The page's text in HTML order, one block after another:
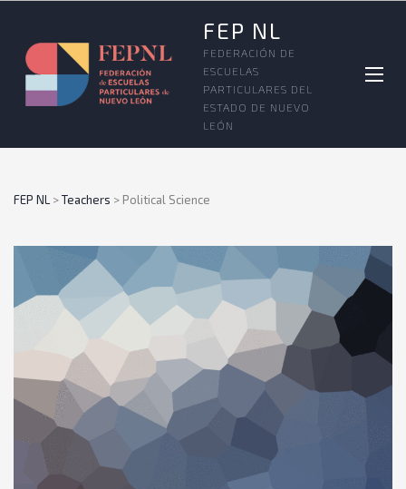
FEP NL
FEDERACIÓN DE
ESCUELAS
PARTICULARES DEL
ESTADO DE NUEVO
LEÓN
FEP NL >Teachers >Political Science